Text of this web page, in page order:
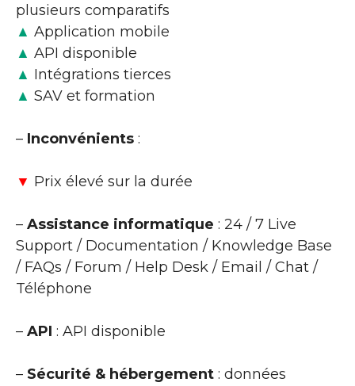
plusieurs comparatifs
▲ Application mobile
▲ API disponible
▲ Intégrations tierces
▲ SAV et formation
– Inconvénients :
▼ Prix élevé sur la durée
– Assistance informatique : 24 / 7 Live
Support / Documentation / Knowledge Base
/ FAQs / Forum / Help Desk / Email / Chat /
Téléphone
– API : API disponible
– Sécurité & hébergement : données